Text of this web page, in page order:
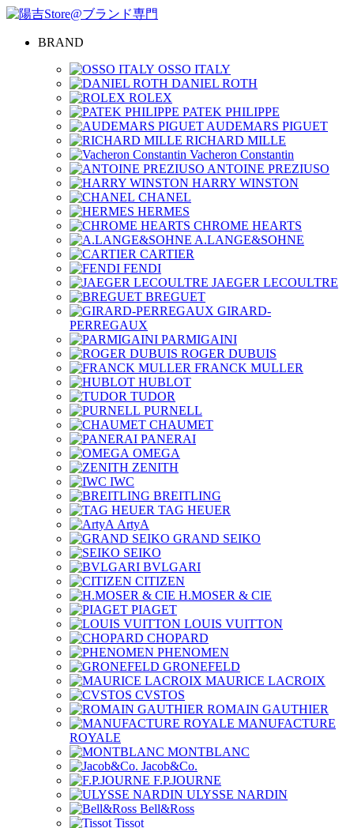
BRAND
OSSO ITALY
DANIEL ROTH
ROLEX
PATEK PHILIPPE
AUDEMARS PIGUET
RICHARD MILLE
Vacheron Constantin
ANTOINE PREZIUSO
HARRY WINSTON
CHANEL
HERMES
CHROME HEARTS
A.LANGE&SOHNE
CARTIER
FENDI
JAEGER LECOULTRE
BREGUET
GIRARD-
PERREGAUX
PARMIGAINI
ROGER DUBUIS
FRANCK MULLER
HUBLOT
TUDOR
PURNELL
CHAUMET
PANERAI
OMEGA
ZENITH
IWC
BREITLING
TAG HEUER
ArtyA
GRAND SEIKO
SEIKO
BVLGARI
CITIZEN
H.MOSER & CIE
PIAGET
LOUIS VUITTON
CHOPARD
PHENOMEN
GRONEFELD
MAURICE LACROIX
CVSTOS
ROMAIN GAUTHIER
MANUFACTURE
ROYALE
MONTBLANC
Jacob&Co.
F.P.JOURNE
ULYSSE NARDIN
Bell&Ross
Tissot